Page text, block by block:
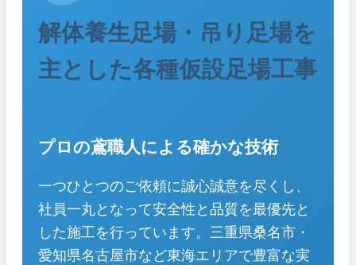
解体養生足場・吊り足場を
主とした各種仮設足場工事
プロの鳶職人による確かな技術
一つひとつのご依頼に誠心誠意を尽くし、
社員一丸となって安全性と品質を最優先と
した施工を行っています。三重県桑名市・
愛知県名古屋市など東海エリアで豊富な実